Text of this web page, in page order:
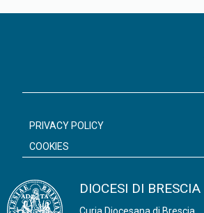
DIOCESI DI BRESCIA
Curia Diocesana di Brescia
PRIVACY POLICY
COOKIES